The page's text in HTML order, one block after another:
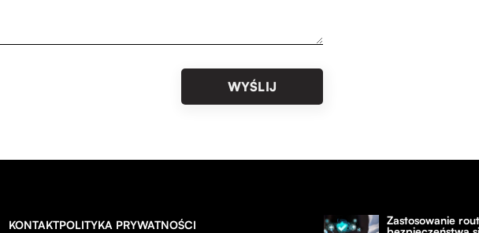
KONTAKTPOLITYKA PRYWATNOŚCI
Zastosowanie